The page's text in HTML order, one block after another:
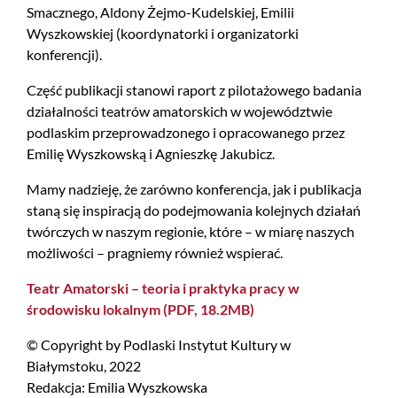
Smacznego, Aldony Żejmo-Kudelskiej, Emilii
Wyszkowskiej (koordynatorki i organizatorki
konferencji).
Część publikacji stanowi raport z pilotażowego badania
działalności teatrów amatorskich w województwie
podlaskim przeprowadzonego i opracowanego przez
Emilię Wyszkowską i Agnieszkę Jakubicz.
Mamy nadzieję, że zarówno konferencja, jak i publikacja
staną się inspiracją do podejmowania kolejnych działań
twórczych w naszym regionie, które – w miarę naszych
możliwości – pragniemy również wspierać.
Teatr Amatorski – teoria i praktyka pracy w
środowisku lokalnym (PDF, 18.2MB)
© Copyright by Podlaski Instytut Kultury w
Białymstoku, 2022
Redakcja: Emilia Wyszkowska